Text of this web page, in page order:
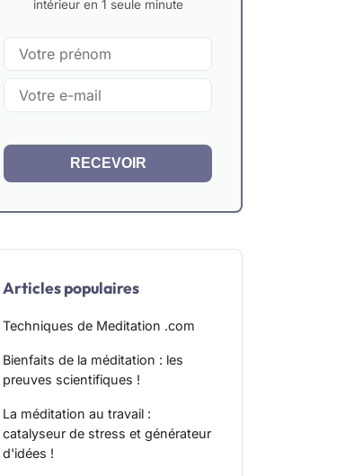
intérieur en 1 seule minute
RECEVOIR
Articles populaires
Techniques de Meditation .com
Bienfaits de la méditation : les
preuves scientifiques !
La méditation au travail :
catalyseur de stress et générateur
d'idées !